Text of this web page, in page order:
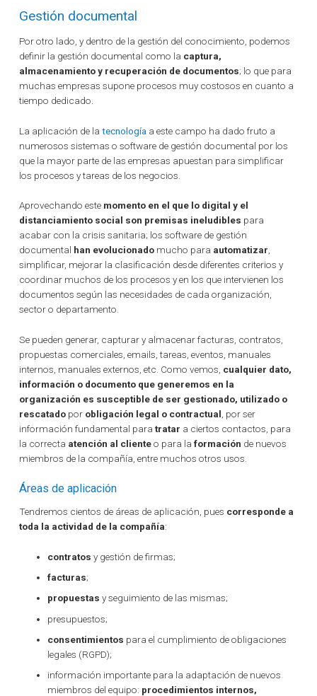
Gestión documental
Por otro lado, y dentro de la gestión del conocimiento, podemos
definir la gestión documental como la captura,
almacenamiento y recuperación de documentos; lo que para
muchas empresas supone procesos muy costosos en cuanto a
tiempo dedicado.
La aplicación de latecnología a este campo ha dado fruto a
numerosos sistemas o software de gestión documental por los
que la mayor parte de las empresas apuestan para simplificar
los procesos y tareas de los negocios.
Aprovechando este momento en el que lo digital y el
distanciamiento social son premisas ineludibles para
acabar con la crisis sanitaria; los software de gestión
documental han evolucionado mucho para automatizar,
simplificar, mejorar la clasificación desde diferentes criterios y
coordinar muchos de los procesos y en los que intervienen los
documentos según las necesidades de cada organización,
sector o departamento.
Se pueden generar, capturar y almacenar facturas, contratos,
propuestas comerciales, emails, tareas, eventos, manuales
internos, manuales externos, etc. Como vemos, cualquier dato,
información o documento que generemos en la
organización es susceptible de ser gestionado, utilizado o
rescatado por obligación legal o contractual , por ser
información fundamental paratratar a ciertos contactos, para
la correcta atención al clienteo para laformación de nuevos
miembros de la compañía, entre muchos otros usos.
Áreas de aplicación
Tendremos cientos de áreas de aplicación, pues corresponde a
toda la actividad de la compañía:
contratos y gestión de firmas;
facturas;
propuestas y seguimiento de las mismas;
presupuestos;
consentimientos para el cumplimiento de obligaciones
legales (RGPD);
información importante para la adaptación de nuevos
miembros del equipo: procedimientos internos,